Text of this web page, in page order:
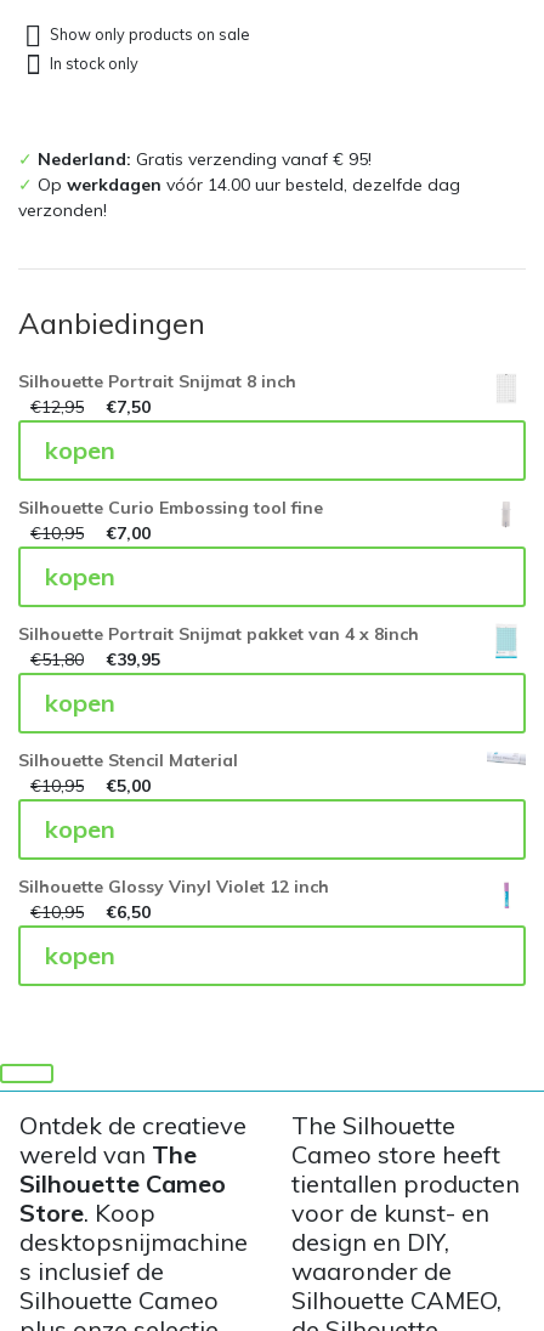
Show only products on sale
In stock only
✓ Nederland: Gratis verzending vanaf € 95!
✓ Op werkdagen vóór 14.00 uur besteld, dezelfde dag
verzonden!
Aanbiedingen
Silhouette Portrait Snijmat 8 inch
€12,95 €7,50
kopen
Silhouette Curio Embossing tool fine
€10,95 €7,00
kopen
Silhouette Portrait Snijmat pakket van 4 x 8inch
€51,80 €39,95
kopen
Silhouette Stencil Material
€10,95 €5,00
kopen
Silhouette Glossy Vinyl Violet 12 inch
€10,95 €6,50
kopen
Ontdek de creatieve
wereld van The
Silhouette Cameo
Store. Koop
desktopsnijmachine
s inclusief de
Silhouette Cameo
The Silhouette
Cameo store heeft
tientallen producten
voor de kunst- en
design en DIY,
waaronder de
Silhouette CAMEO,